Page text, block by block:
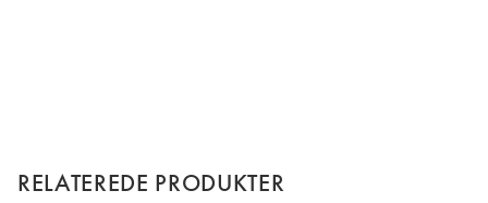
RELATEREDE PRODUKTER